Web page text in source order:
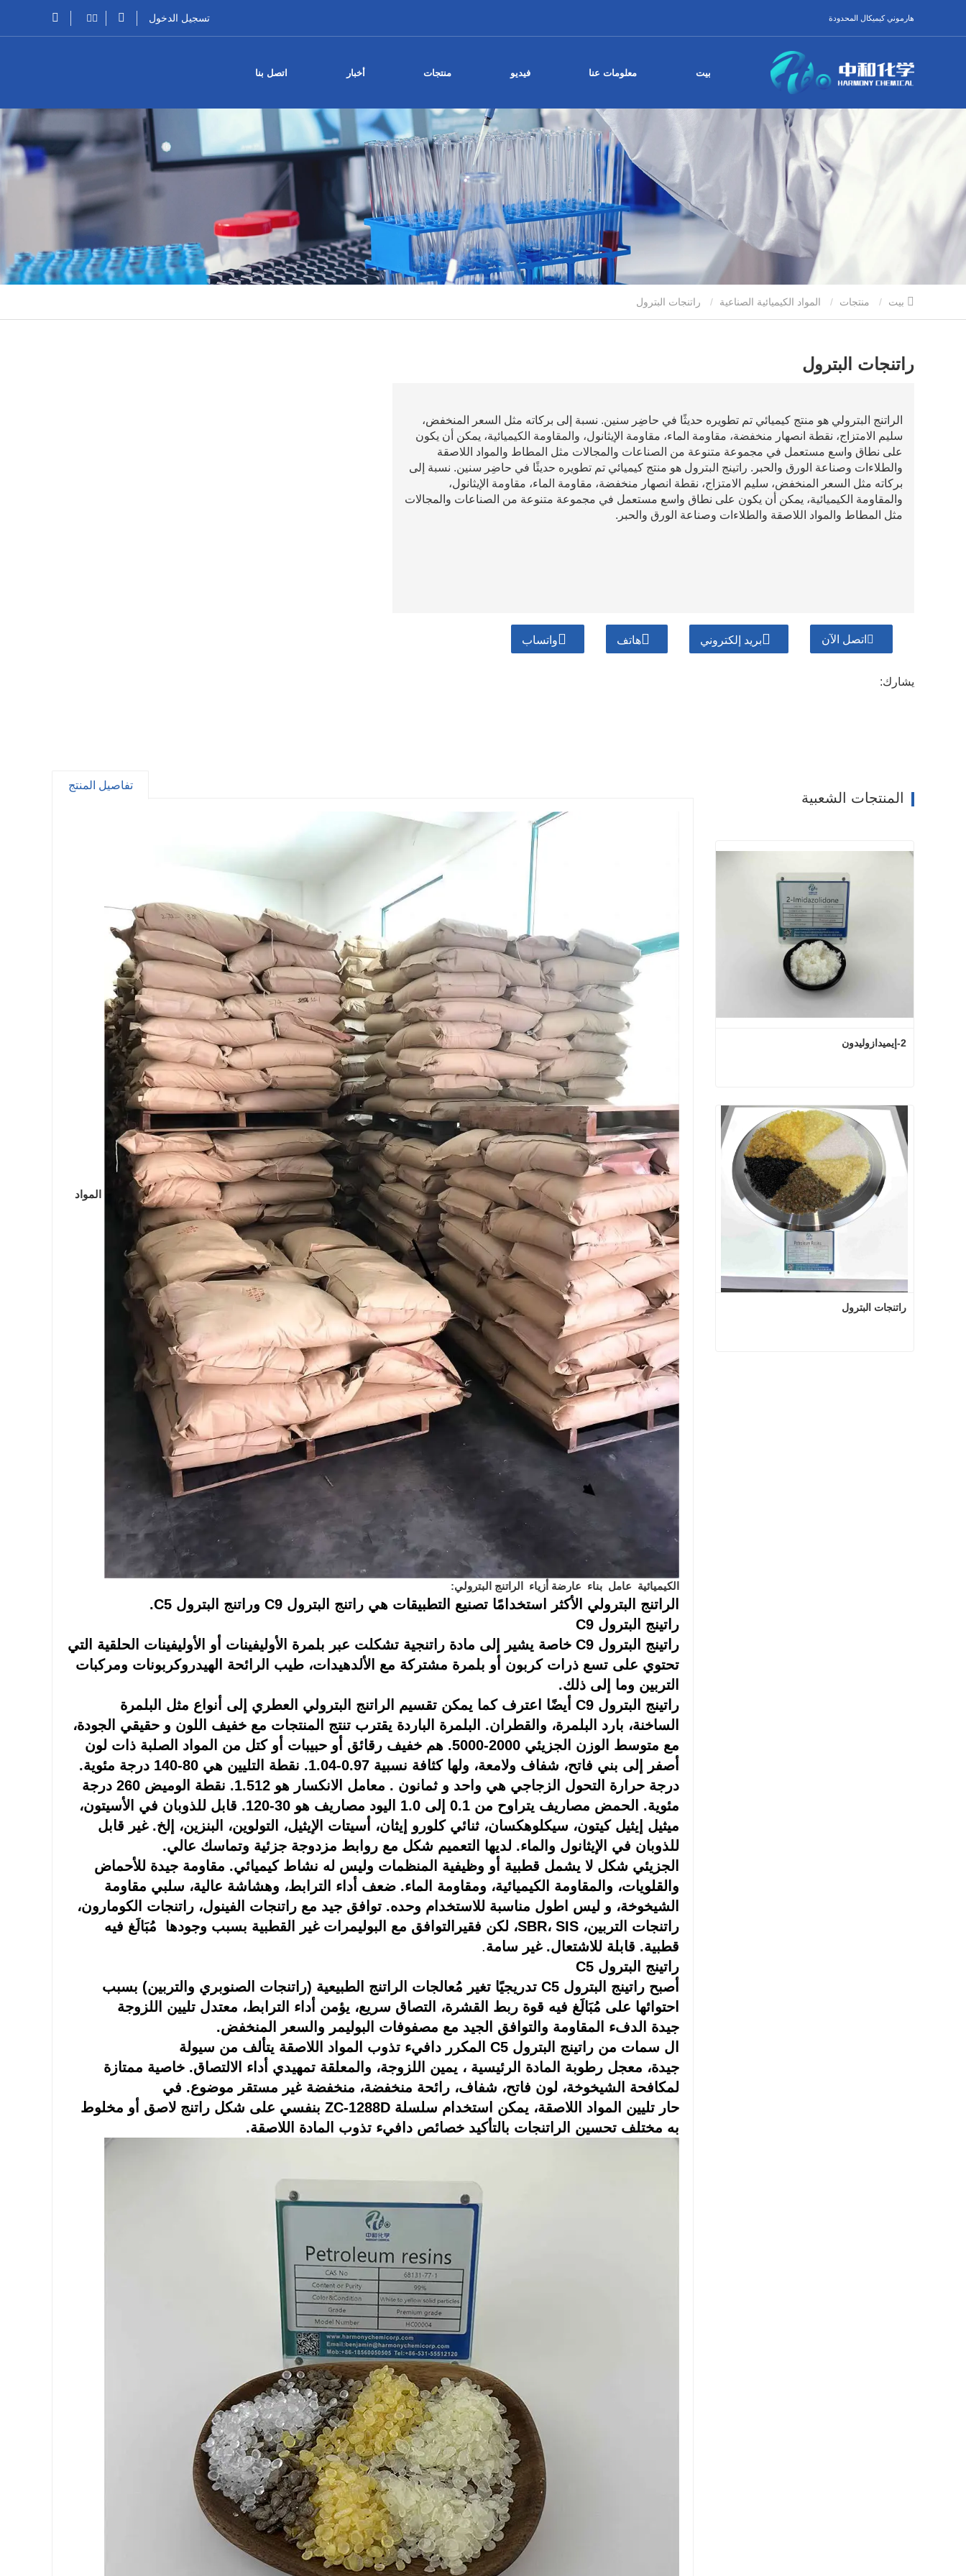
تسجيل الدخول هارموني كيميكال المحدودة
بيت معلومات عنا فيديو منتجات أخبار اتصل بنا
منتجات المواد الكيميائية الصناعية
راتنجات البترول
الراتنج البترولي هو منتج كيميائي تم تطويره حديثًا في حاضِر سنين. نسبة إلى بركاته مثل السعر المنخفض،
سليم الامتزاج، نقطة انصهار منخفضة، مقاومة الماء، مقاومة الإيثانول، والمقاومة الكيميائية، يمكن أن يكون
على نطاق واسع مستعمل في مجموعة متنوعة من الصناعات والمجالات مثل المطاط والمواد اللاصقة
والطلاءات وصناعة الورق والحبر. راتينج البترول هو منتج كيميائي تم تطويره حديثًا في حاضِر سنين. نسبة إلى
بركاته مثل السعر المنخفض، سليم الامتزاج، نقطة انصهار منخفضة، مقاومة الماء، مقاومة الإيثانول،
والمقاومة الكيميائية، يمكن أن يكون على نطاق واسع مستعمل في مجموعة متنوعة من الصناعات والمجالات
مثل المطاط والمواد اللاصقة والطلاءات وصناعة الورق والحبر.
اتصل الآن بريد إلكتروني هاتف واتساب
يشارك:
تفاصيل المنتج
المواد
الكيميائية عامل بناء عارضة أزياء الراتنج البترولي:
الراتنج البترولي الأكثر استخدامًا تصنيع التطبيقات هي راتنج البترول C9 وراتنج البترول C5.
راتينج البترول C9
راتينج البترول C9
خاصة يشير إلى مادة راتنجية تشكلت عبر بلمرة الأوليفينات أو الأوليفينات الحلقية التي
تحتوي على تسع ذرات كربون أو بلمرة مشتركة مع الألدهيدات، طيب الرائحة الهيدروكربونات ومركبات
التربين وما إلى ذلك.
راتينج البترول C9 أيضًا
اعترف كما يمكن تقسيم الراتنج البترولي العطري إلى أنواع مثل البلمرة
الساخنة، بارد البلمرة، والقطران. البلمرة الباردة يقترب تنتج المنتجات مع خفيف اللون و حقيقي الجودة،
مع متوسط ​​الوزن الجزيئي 2000-5000. هم
خفيف رقائق أو حبيبات أو كتل من المواد الصلبة ذات لون
أصفر إلى بني فاتح، شفاف
ولامعة، ولها كثافة نسبية 0.97-1.04. نقطة التليين هي 80-140 درجة مئوية.
درجة حرارة التحول الزجاجي هي واحد و ثمانون
. معامل الانكسار هو 1.512. نقطة الوميض 260 درجة
مئوية. الحمض مصاريف يتراوح من 0.1 إلى 1.0 اليود مصاريف
هو 30-120. قابل للذوبان في الأسيتون،
ميثيل إيثيل كيتون، سيكلوهكسان، ثنائي كلورو إيثان، أسيتات الإيثيل، التولوين، البنزين، إلخ. غير قابل
للذوبان في الإيثانول والماء. لديها التعميم شكل مع روابط مزدوجة جزئية وتماسك عالي.
الجزيئي شكل لا يشمل قطبية أو وظيفية المنظمات وليس له نشاط كيميائي. مقاومة جيدة للأحماض
والقلويات، والمقاومة الكيميائية، ومقاومة الماء. ضعف أداء الترابط، وهشاشة عالية، سلبي مقاومة
الشيخوخة، و ليس اطول مناسبة للاستخدام وحده. توافق جيد مع راتنجات الفينول، راتنجات الكومارون،
راتنجات التربين، SBR، SIS،
لكن فقير التوافق مع البوليمرات غير القطبية بسبب وجودها
مُبَالَغ فيه
قطبية. قابلة للاشتعال. غير سامة.
راتينج البترول C5
أصبح راتينج البترول C5 تدريجيًا
تغير مُعالجات الراتنج الطبيعية (راتنجات الصنوبري والتربين) بسبب
احتوائها على مُبَالَغ فيه قوة ربط القشرة، التصاق سريع، يؤمن أداء الترابط، معتدل تليين اللزوجة
جيدة
الدفء المقاومة والتوافق الجيد مع مصفوفات البوليمر والسعر المنخفض.
ال سمات من راتينج البترول C5 المكرر دافيء تذوب المواد اللاصقة يتألف من سيولة
جيدة، معجل رطوبة المادة الرئيسية ، يمين اللزوجة، والمعلقة تمهيدي أداء الالتصاق. خاصية ممتازة
لمكافحة الشيخوخة، لون فاتح، شفاف، رائحة منخفضة، منخفضة غير مستقر موضوع. في
حار تليين المواد اللاصقة، يمكن استخدام سلسلة ZC-1288D بنفسي على شكل راتنج لاصق أو مخلوط
به مختلف تحسين الراتنجات بالتأكيد خصائص دافيء تذوب المادة اللاصقة.
المنتجات الشعبية
2-إيميدازوليدون
2-إيميدازوليدون
اتصل الآن
راتنجات البترول